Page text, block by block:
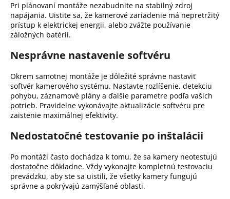
Pri plánovaní montáže nezabudnite na stabilný zdroj
napájania. Uistite sa, že kamerové zariadenie má nepretržitý
prístup k elektrickej energii, alebo zvážte používanie
záložných batérií.
Nesprávne nastavenie softvéru
Okrem samotnej montáže je dôležité správne nastaviť
softvér kamerového systému. Nastavte rozlíšenie, detekciu
pohybu, záznamové plány a ďalšie parametre podľa vašich
potrieb. Pravidelne vykonávajte aktualizácie softvéru pre
zaistenie maximálnej efektivity.
Nedostatočné testovanie po inštalácii
Po montáži často dochádza k tomu, že sa kamery neotestujú
dostatočne dôkladne. Vždy vykonajte kompletnú testovaciu
prevádzku, aby ste sa uistili, že všetky kamery fungujú
správne a pokrývajú zamýšľané oblasti.